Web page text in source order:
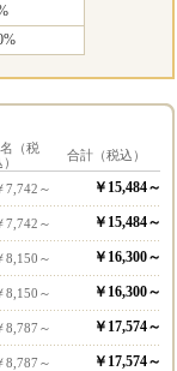
（税
合計（税込）
7,742～ ￥15,484～
7,742～ ￥15,484～
8,150～ ￥16,300～
8,150～ ￥16,300～
8,787～ ￥17,574～
8,787～ ￥17,574～